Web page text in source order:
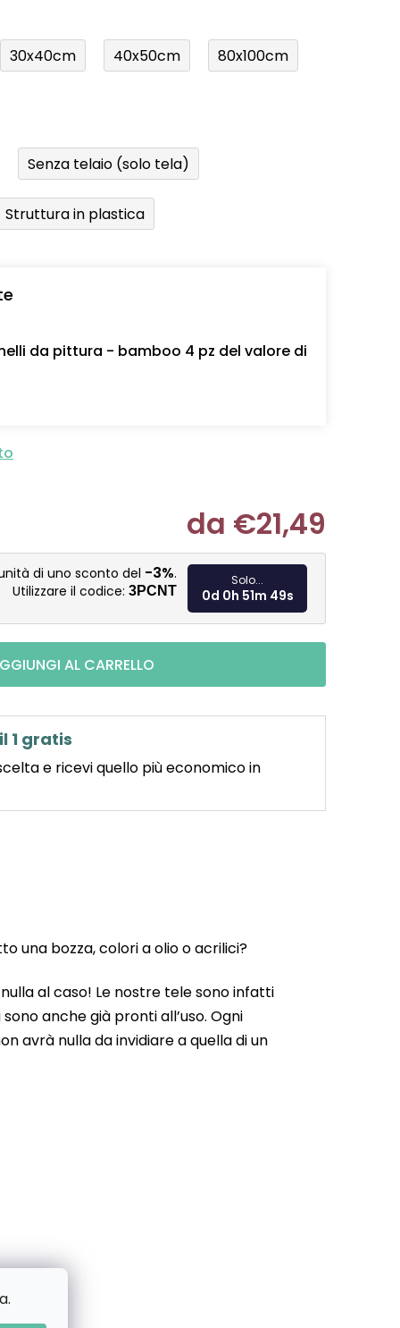
30x40cm 40x50cm 80x100cm
Senza telaio (solo tela)
Struttura in plastica
da pittura - bamboo 4 pz del valore di
da €21,49
Misura
di uno sconto del -3%.
Utilizzare il codice: 3PCNT
Solo...
0d 0h 51m 48s
AL CARRELLO
1 gratis
e ricevi quello più economico in
una bozza, colori a olio o acrilici?
al caso! Le nostre tele sono infatti
anche già pronti all’uso. Ogni
avrà nulla da invidiare a quella di un